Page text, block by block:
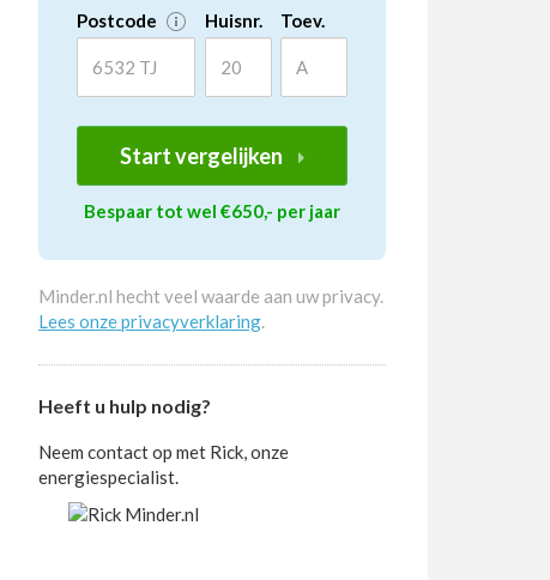
Postcode Huisnr. Toev.
Start vergelijken
Bespaar tot wel €650,- per jaar
Minder.nl hecht veel waarde aan uw privacy.
Lees onze privacyverklaring.
Heeft u hulp nodig?
Neem contact op met Rick, onze
energiespecialist.